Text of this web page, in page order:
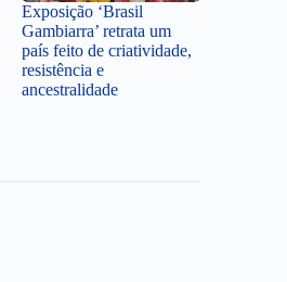
Exposição ‘Brasil
Gambiarra’ retrata um
país feito de criatividade,
resistência e
ancestralidade